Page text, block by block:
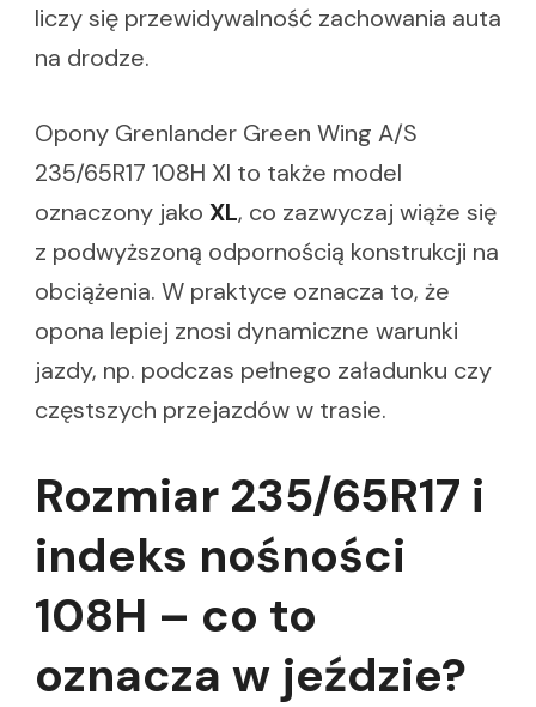
liczy się przewidywalność zachowania auta
na drodze.
Opony Grenlander Green Wing A/S
235/65R17 108H Xl to także model
oznaczony jako XL, co zazwyczaj wiąże się
z podwyższoną odpornością konstrukcji na
obciążenia. W praktyce oznacza to, że
opona lepiej znosi dynamiczne warunki
jazdy, np. podczas pełnego załadunku czy
częstszych przejazdów w trasie.
Rozmiar 235/65R17 i
indeks nośności
108H – co to
oznacza w jeździe?